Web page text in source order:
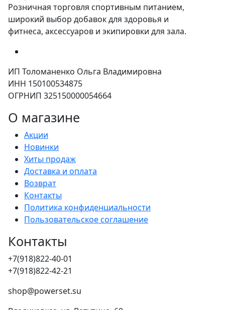
Розничная торговля спортивным питанием,
широкий выбор добавок для здоровья и
фитнеса, аксессуаров и экипировки для зала.
ИП Толоманенко Ольга Владимировна
ИНН 150100534875
ОГРНИП 325150000054664
О магазине
Акции
Новинки
Хиты продаж
Доставка и оплата
Возврат
Контакты
Политика конфиденциальности
Пользовательское соглашение
Контакты
+7(918)822-40-01
+7(918)822-42-21
shop@powerset.su